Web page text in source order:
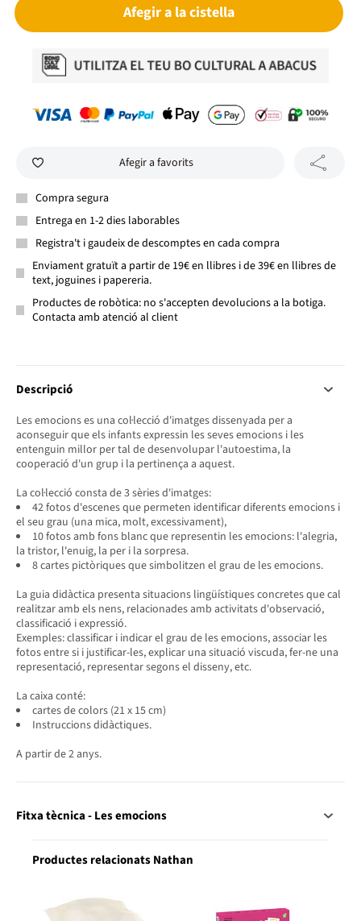
Afegir a la cistella
Afegir a favorits
Compra segura
Entrega en 1-2 dies laborables
Registra't i gaudeix de descomptes en cada compra
Enviament gratuït a partir de 19€ en llibres i de 39€ en llibres de
text, joguines i papereria.
Productes de robòtica: no s'accepten devolucions a la botiga.
Contacta amb atenció al client
Descripció
Les emocions es una col·lecció d'imatges dissenyada per a
aconseguir que els infants expressin les seves emocions i les
entenguin millor per tal de desenvolupar l'autoestima, la
cooperació d'un grup i la pertinença a aquest.
La col·lecció consta de 3 sèries d'imatges:
42 fotos d'escenes que permeten identificar diferents emocions i
el seu grau (una mica, molt, excessivament),
10 fotos amb fons blanc que representin les emocions: l'alegria,
la tristor, l'enuig, la per i la sorpresa.
8 cartes pictòriques que simbolitzen el grau de les emocions.
La guia didàctica presenta situacions lingüístiques concretes que cal
realitzar amb els nens, relacionades amb activitats d'observació,
classificació i expressió.
Exemples: classificar i indicar el grau de les emocions, associar les
fotos entre si i justificar-les, explicar una situació viscuda, fer-ne una
representació, representar segons el disseny, etc.
La caixa conté:
cartes de colors (21 x 15 cm)
Instruccions didàctiques.
A partir de 2 anys.
Fitxa tècnica - Les emocions
Productes relacionats Nathan